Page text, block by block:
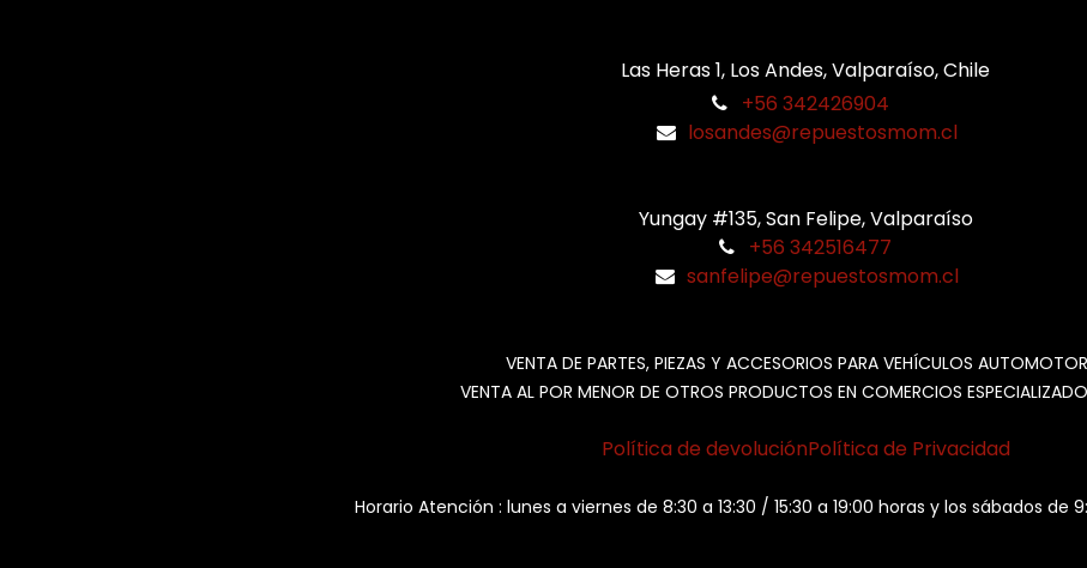
Las Heras 1, Los Andes, Valparaíso, Chile
+56 342426904
losandes@repuestosmom.cl
Yungay #135, San Felipe, Valparaíso
+56 342516477
sanfelipe@repuestosmom.cl
VENTA DE PARTES, PIEZAS Y ACCESORIOS PARA VEHÍCULOS
VENTA AL POR MENOR DE OTROS PRODUCTOS EN COMERCIOS
Política de devoluciónPolítica de Privacidad
Horario Atención : lunes a viernes de 8:30 a 13:30 / 15:30 a 19:00 horas y los sábados de